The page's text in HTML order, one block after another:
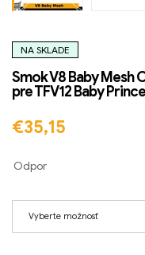
NA SKLADE
Smok V8 Baby Mesh
pre TFV12 Baby
€35,15
Odpor
Vyberte možnosť